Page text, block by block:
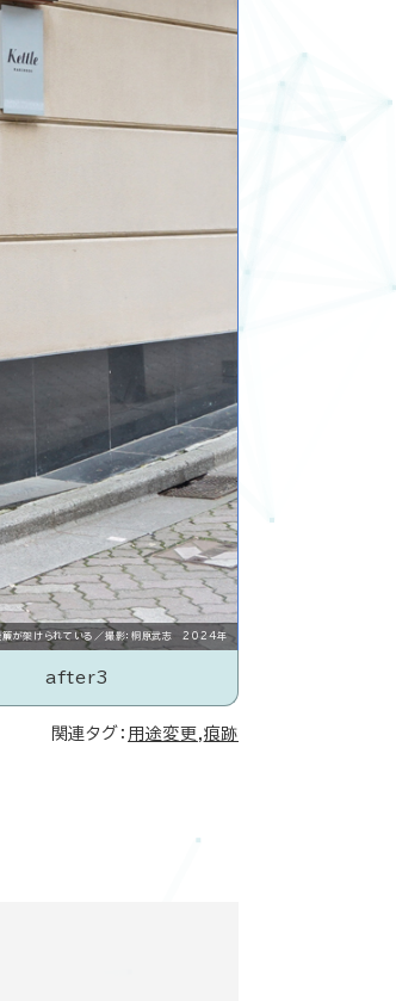
簾が架けられている／撮影：桐原武志 2024年
after3
関連タグ： 用途変更 痕跡